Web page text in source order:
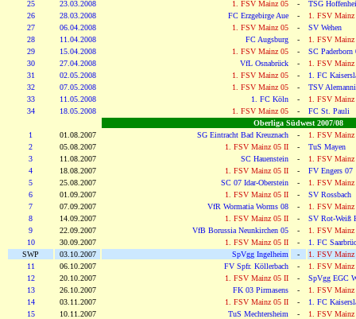
25
23.03.2008 1. FSV Mainz 05 -
TSG
26
28.03.2008 FC Erzgebirge Aue -
1. FSV Mainz
27
06.04.2008 1. FSV Mainz 05 -
SV Wehen
28
11.04.2008 FC Augsburg -
1. FSV Mainz
29
15.04.2008 1. FSV Mainz 05 -
SC Paderborn
30
27.04.2008 VfL Osnabrück -
1. FSV Mainz
31
02.05.2008 1. FSV Mainz 05 -
1. FC
32
07.05.2008 1. FSV Mainz 05 -
TSV
33
11.05.2008 1. FC Köln -
1. FSV Mainz
34
18.05.2008 1. FSV Mainz 05 -
FC St. Pauli
Oberliga Südwest 2007/08
1
01.08.2007 SG Eintracht Bad Kreuznach -
1. FSV
2
05.08.2007 1. FSV Mainz 05 II -
TuS Mayen
3
11.08.2007 SC Hauenstein -
1. FSV
4
18.08.2007 1. FSV Mainz 05 II -
FV Engers 07
5
25.08.2007 SC 07 Idar-Oberstein -
1. FSV
6
01.09.2007 1. FSV Mainz 05 II -
SV Rossbach
7
07.09.2007 VfR Wormatia Worms 08 -
1. FSV
8
14.09.2007 1. FSV Mainz 05 II -
SV Rot-Weiß
9
22.09.2007 VfB Borussia Neunkirchen 05 -
1. FSV
10
30.09.2007 1. FSV Mainz 05 II -
1. FC
SWP
03.10.2007 SpVgg Ingelheim -
1. FSV
11
06.10.2007 FV Spfr. Köllerbach -
1. FSV
12
20.10.2007 1. FSV Mainz 05 II -
SpVgg EGC
13
26.10.2007 FK 03 Pirmasens -
1. FSV
14
03.11.2007 1. FSV Mainz 05 II -
1. FC
15
10.11.2007 TuS Mechtersheim -
1. FSV